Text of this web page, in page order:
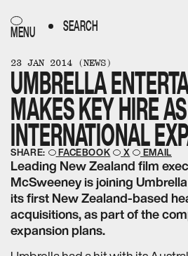
MENU SEARCH
FILMS​​​​‌ ‍ ​‍​‍‌‍ ‌ ​‍‌‍‍‌‌‍‌ ‌‍‍‌‌‍ ‍​‍​‍​ ‍‍​‍​‍‌ ​ ‌‍​‌‌‍ ‍‌‍‍‌‌ ‌​‌ ‍‌​‍ ‍‌‍‍‌‌‍ ​‍​‍​‍ ​​‍​‍‌‍‍​‌ ​‍‌‍‌‌‌‍‌‍​‍​‍​ ‍‍​‍​‍‌‍‍​‌ ‌​‌ ‌​‌ ​​‌ ​ ​ ‍‍​‍ ​‍ ‌ ‌‌‌‍ ‌‌‍​‍‌ ​‍‌‍‌‌‌‍ ​‌‍ ​‌‍​‌​‍ ‍‌ ​ ‌‍​‌‌‍ ‍‌‍‍‌‌ ‌​‌ ‍‌​‍ ‍‌ ​ ‌ ‌​‌ ‌‌‌‍‌​‌‍‍‌‌‍ ​‍ ‌‍‍‌‌‍ ‍‌ ‌​‌‍‌‌‌‍ ‍‌ ‌​​‍ ‌‍‌‌‌‍‌​‌‍‍‌‌ ‌​​‍ ‌‍ ‌‌‍ ‌‍‌​‌‍‌‌​ ‌‌ ​​‌ ​‍‌‍‌‌‌ ​ ‌‍‌‌‌‍ ‍‌ ‌​‌‍​‌‌ ‌​‌‍‍‌‌‍ ‌‍ ‍​ ‍ ‌‍‍‌‌‍‌​​ ‌‌ ​ ‌‍‍‌‌ ‌​‌‍‌‌‌‌​ ‌‍‌‌‌ ‌​‌ ‌​‌‍‍‌‌‍ ‍‌‍‌ ‌ ​ ​ ‍ ‌ ‌​‌ ‍‌‌ ​​‌‍‌‌​ ‌‌ ​ ‌‍‍‌‌ ‌​‌‍‌‌‌‌​ ‌‍‌‌‌ ‌​‌ ‌​‌‍‍‌‌‍ ‍‌‍‌ ‌ ​ ​ ‍ ‌ ​​‌‍​‌‌ ‌​‌‍‍​​ ‌‌‍ ‌‌‍‌‌‌‍ ‍‌ ‌‌‌​ ‍‌‍​‌‌ ‌‍‌‍‍‌‌‍‌ ‌‍​‌‌ ‌​‌‍‍‌‌‍ ‌‍ ‍​‍‌‌​ ‌‌‌​​‍‌‌ ‌‍‍ ‌‍‌‌‌ ‍‌​‍‌‌​ ​ ‌​‌​​‍‌‌​ ​ ‌​‌​​‍‌‌​ ​‍​ ​‍​ ‌‌​ ​​​ ​‌‌‍‌‍‌‍​‍​ ​‌‌‍​‍‌‍‌‌​‍ ‌​ ​‍‌‍‌‍​ ​ ‌‍​‍​‍ ‌​ ‌​‌‍‌‍‌‍​‍​ ‌ ​‍ ‌‌‍​‍​ ​‌​ ‌​​ ‍​​‍ ‌‌‍​‍​ ‌​​ ​​‌‍​ ​ ​​​ ​​‌‍​ ​ ​ ​ ‌‌​ ‍​​ ‌‌​ ‌‍​‍‌‌​ ​‍​ ​‍​‍‌‌​ ‌‌‌​‌​​‍ ‍‌ ‌​‌‍‍‌‌ ‌​‌‍ ​‌‍‌‌​ ‌‍​‍‌‍​‌‌ ​ ‌‍‌‌‌‌‌‌‌ ​‍‌‍ ​​ ‌‌‍‍​‌ ‌​‌ ‌​‌ ​​‌ ​ ​‍‌‌​ ​ ‌​​‌​‍‌‌​ ​‍‌​‌‍​‍‌‌​ ​‍‌​‌‍‌ ‌‌‌‍ ‌‌‍​‍‌ ​‍‌‍‌‌‌‍ ​‌‍ ​‌‍​‌​‍ ‍‌ ​ ‌‍​‌‌‍ ‍‌‍‍‌‌ ‌​‌ ‍‌​‍ ‍‌ ​ ‌ ‌​‌ ‌‌‌‍‌​‌‍‍‌‌‍ ​‍‌‍‌‍‍‌‌‍‌​​ ‌‌ ​ ‌‍‍‌‌ ‌​‌‍‌‌‌‌​ ‌‍‌‌‌ ‌​‌ ‌​‌‍‍‌‌‍ ‍‌‍‌ ‌ ​ ​‍‌‍‌ ‌​‌ ‍‌‌ ​​‌‍‌‌​ ‌‌ ​ ‌‍‍‌‌ ‌​‌‍‌‌‌‌​ ‌‍‌‌‌ ‌​‌ ‌​‌‍‍‌‌‍ ‍‌‍‌ ‌ ​ ​‍‌‍‌ ​​‌‍​‌‌ ‌​‌‍‍​​ ‌‌‍ ‌‌‍‌‌‌‍ ‍‌ ‌‌‌​ ‍‌‍​‌‌ ‌‍‌‍‍‌‌‍‌ ‌‍​‌‌ ‌​‌‍‍‌‌‍ ‌‍ ‍​‍‌‌​ ‌‌‌​​‍‌‌ ‌‍‍ ‌‍‌‌‌ ‍‌​‍‌‌​ ​ ‌​‌​​‍‌‌​ ​ ‌​‌​​‍‌‌​ ​‍​ ​‍​ ‌‌​ ​​​ ​‌‌‍‌‍‌‍​‍​ ​‌‌‍​‍‌‍‌‌​‍ ‌​ ​‍‌‍‌‍​ ​ ‌‍​‍​‍ ‌​ ‌​‌‍‌‍‌‍​‍​ ‌ ​‍ ‌‌‍​‍​ ​‌​ ‌​​ ‍​​‍ ‌‌‍​‍​ ‌​​ ​​‌‍​ ​ ​​​ ​​‌‍​ ​ ​ ​ ‌‌​ ‍​​ ‌‌​ ‌‍​‍‌‌​ ​‍​ ​‍​‍‌‌​ ‌‌‌​‌​​‍ ‍‌ ‌​‌‍‍‌‌ ‌​‌‍ ​‌‍‌‌​‍‌‍‌ ​​‌‍‌‌‌ ​‍‌ ​ ‌ ​​‌‍‌‌‌‍​ ‌ ‌​‌‍‍‌‌ ‌‍‌‍‌‌​ ‌‌ ​​‌ ‌‌‌‍​‍‌‍ ​‌‍‍‌‌ ​ ‌‍‍​‌‍‌‌‌‍‌​​‍​‍‌ ‌
DIALOGUE​​​​‌ ‍ ​‍​‍‌‍ ‌ ​‍‌‍‍‌‌‍‌ ‌‍‍‌‌‍ ‍​‍​‍​ ‍‍​‍​‍‌ ​ ‌‍​‌‌‍ ‍‌‍‍‌‌ ‌​‌ ‍‌​‍ ‍‌‍‍‌‌‍ ​‍​‍​‍ ​​‍​‍‌‍‍​‌ ​‍‌‍‌‌‌‍‌‍​‍​‍​ ‍‍​‍​‍‌‍‍​‌ ‌​‌ ‌​‌ ​​‌ ​ ​ ‍‍​‍ ​‍ ‌ ‌‌‌‍ ‌‌‍​‍‌ ​‍‌‍‌‌‌‍ ​‌‍ ​‌‍​‌​‍ ‍‌ ​ ‌‍​‌‌‍ ‍‌‍‍‌‌ ‌​‌ ‍‌​‍ ‍‌ ​ ‌ ‌​‌ ‌‌‌‍‌​‌‍‍‌‌‍ ​‍ ‌‍‍‌‌‍ ‍‌ ‌​‌‍‌‌‌‍ ‍‌ ‌​​‍ ‌‍‌‌‌‍‌​‌‍‍‌‌ ‌​​‍ ‌‍ ‌‌‍ ‌‍‌​‌‍‌‌​ ‌‌ ​​‌ ​‍‌‍‌‌‌ ​ ‌‍‌‌‌‍ ‍‌ ‌​‌‍​‌‌ ‌​‌‍‍‌‌‍ ‌‍ ‍​ ‍ ‌‍‍‌‌‍‌​​ ‌‌ ​ ‌‍‍‌‌ ‌​‌‍‌‌‌‌​ ‌‍‌‌‌ ‌​‌ ‌​‌‍‍‌‌‍ ‍‌‍‌ ‌ ​ ​ ‍ ‌ ‌​‌ ‍‌‌ ​​‌‍‌‌​ ‌‌ ​ ‌‍‍‌‌ ‌​‌‍‌‌‌‌​ ‌‍‌‌‌ ‌​‌ ‌​‌‍‍‌‌‍ ‍‌‍‌ ‌ ​ ​ ‍ ‌ ​​‌‍​‌‌ ‌​‌‍‍​​ ‌‌‍ ‌‌‍‌‌‌‍ ‍‌ ‌‌‌​ ‍‌‍​‌‌ ‌‍‌‍‍‌‌‍‌ ‌‍​‌‌ ‌​‌‍‍‌‌‍ ‌‍ ‍​‍‌‌​ ‌‌‌​​‍‌‌ ‌‍‍ ‌‍‌‌‌ ‍‌​‍‌‌​ ​ ‌​‌​​‍‌‌​ ​ ‌​‌​​‍‌‌​ ​‍​ ​‍‌‍​‍​ ​‍​ ‌ ‌‍​‌‌‍​‍​ ​‍​ ‌‍‌‍​‌​‍ ‌‌‍‌‌​ ​‌​ ​ ‌‍​ ​‍ ‌​ ‌​​ ‍​​ ‍​​ ‌‌​‍ ‌‌‍​‍​ ​‌​ ​ ​ ‌‍​‍ ‌​ ​ ​ ‌​‌‍‌​​ ‍​​ ​‌​ ​‌‌‍​‍‌‍​‍​ ‌‌‌‍‌‍​ ‌ ‌‍​‍​‍‌‌​ ​‍​ ​‍​‍‌‌​ ‌‌‌​‌​​‍ ‍‌ ‌​‌‍‍‌‌ ‌​‌‍ ​‌‍‌‌​ ‌‍​‍‌‍​‌‌ ​ ‌‍‌‌‌‌‌‌‌ ​‍‌‍ ​​ ‌‌‍‍​‌ ‌​‌ ‌​‌ ​​‌ ​ ​‍‌‌​ ​ ‌​​‌​‍‌‌​ ​‍‌​‌‍​‍‌‌​ ​‍‌​‌‍‌ ‌‌‌‍ ‌‌‍​‍‌ ​‍‌‍‌‌‌‍ ​‌‍ ​‌‍​‌​‍ ‍‌ ​ ‌‍​‌‌‍ ‍‌‍‍‌‌ ‌​‌ ‍‌​‍ ‍‌ ​ ‌ ‌​‌ ‌‌‌‍‌​‌‍‍‌‌‍ ​‍‌‍‌‍‍‌‌‍‌​​ ‌‌ ​ ‌‍‍‌‌ ‌​‌‍‌‌‌‌​ ‌‍‌‌‌ ‌​‌ ‌​‌‍‍‌‌‍ ‍‌‍‌ ‌ ​ ​‍‌‍‌ ‌​‌ ‍‌‌ ​​‌‍‌‌​ ‌‌ ​ ‌‍‍‌‌ ‌​‌‍‌‌‌‌​ ‌‍‌‌‌ ‌​‌ ‌​‌‍‍‌‌‍ ‍‌‍‌ ‌ ​ ​‍‌‍‌ ​​‌‍​‌‌ ‌​‌‍‍​​ ‌‌‍ ‌‌‍‌‌‌‍ ‍‌ ‌‌‌​ ‍‌‍​‌‌ ‌‍‌‍‍‌‌‍‌ ‌‍​‌‌ ‌​‌‍‍‌‌‍ ‌‍ ‍​‍‌‌​ ‌‌‌​​‍‌‌ ‌‍‍ ‌‍‌‌‌ ‍‌​‍‌‌​ ​ ‌​‌​​‍‌‌​ ​ ‌​‌​​‍‌‌​ ​‍​ ​‍‌‍​‍​ ​‍​ ‌ ‌‍​‌‌‍​‍​ ​‍​ ‌‍‌‍​‌​‍ ‌‌‍‌‌​ ​‌​ ​ ‌‍​ ​‍ ‌​ ‌​​ ‍​​ ‍​​ ‌‌​‍ ‌‌‍​‍​ ​‌​ ​ ​ ‌‍​‍ ‌​ ​ ​ ‌​‌‍‌​​ ‍​​ ​‌​ ​‌‌‍​‍‌‍​‍​ ‌‌‌‍‌‍​ ‌ ‌‍​‍​‍‌‌​ ​‍​ ​‍​‍‌‌​ ‌‌‌​‌​​‍ ‍‌ ‌​‌‍‍‌‌ ‌​‌‍ ​‌‍‌‌​‍‌‍‌ ​​‌‍‌‌‌ ​‍‌ ​ ‌ ​​‌‍‌‌‌‍​ ‌ ‌​‌‍‍‌‌ ‌‍‌‍‌‌​ ‌‌ ​​‌ ‌‌‌‍​‍‌‍ ​‌‍‍‌‌ ​ ‌‍‍​‌‍‌‌‌‍‌​​‍​‍‌ ‌
SHOP​​​​‌ ‍ ​‍​‍‌‍ ‌ ​‍‌‍‍‌‌‍‌ ‌‍‍‌‌‍ ‍​‍​‍​ ‍‍​‍​‍‌ ​ ‌‍​‌‌‍ ‍‌‍‍‌‌ ‌​‌ ‍‌​‍ ‍‌‍‍‌‌‍ ​‍​‍​‍ ​​‍​‍‌‍‍​‌ ​‍‌‍‌‌‌‍‌‍​‍​‍​ ‍‍​‍​‍‌‍‍​‌ ‌​‌ ‌​‌ ​​‌ ​ ​ ‍‍​‍ ​‍ ‌ ‌‌‌‍ ‌‌‍​‍‌ ​‍‌‍‌‌‌‍ ​‌‍ ​‌‍​‌​‍ ‍‌ ​ ‌‍​‌‌‍ ‍‌‍‍‌‌ ‌​‌ ‍‌​‍ ‍‌ ​ ‌ ‌​‌ ‌‌‌‍‌​‌‍‍‌‌‍ ​‍ ‌‍‍‌‌‍ ‍‌ ‌​‌‍‌‌‌‍ ‍‌ ‌​​‍ ‌‍‌‌‌‍‌​‌‍‍‌‌ ‌​​‍ ‌‍ ‌‌‍ ‌‍‌​‌‍‌‌​ ‌‌ ​​‌ ​‍‌‍‌‌‌ ​ ‌‍‌‌‌‍ ‍‌ ‌​‌‍​‌‌ ‌​‌‍‍‌‌‍ ‌‍ ‍​ ‍ ‌‍‍‌‌‍‌​​ ‌‌ ​ ‌‍‍‌‌ ‌​‌‍‌‌‌‌​ ‌‍‌‌‌ ‌​‌ ‌​‌‍‍‌‌‍ ‍‌‍‌ ‌ ​ ​ ‍ ‌ ‌​‌ ‍‌‌ ​​‌‍‌‌​ ‌‌ ​ ‌‍‍‌‌ ‌​‌‍‌‌‌‌​ ‌‍‌‌‌ ‌​‌ ‌​‌‍‍‌‌‍ ‍‌‍‌ ‌ ​ ​ ‍ ‌ ​​‌‍​‌‌ ‌​‌‍‍​​ ‌‌‍ ‌‌‍‌‌‌‍ ‍‌ ‌‌‌​ ‍‌‍​‌‌ ‌‍‌‍‍‌‌‍‌ ‌‍​‌‌ ‌​‌‍‍‌‌‍ ‌‍ ‍​‍‌‌​ ‌‌‌​​‍‌‌ ‌‍‍ ‌‍‌‌‌ ‍‌​‍‌‌​ ​ ‌​‌​​‍‌‌​ ​ ‌​‌​​‍‌‌​ ​‍​ ​‍​ ​‍​ ​‍‌‍​‍‌‍​‍‌‍​‌‌‍‌‍​ ​​​ ​​​‍ ‌‌‍​‌‌‍‌‍​ ​ ​ ‌‍​‍ ‌​ ‌​‌‍‌‍​ ​ ​ ‌​​‍ ‌​ ‍‌‌‍‌​‌‍​‍​ ‌‌​‍ ‌​ ​ ​ ​‌​ ​‌‌‍​ ​ ‍​​ ‌ ‌‍​ ​ ‍​‌‍‌​​ ‌‍​ ‌ ‌‍​ ​‍‌‌​ ​‍​ ​‍​‍‌‌​ ‌‌‌​‌​​‍ ‍‌ ‌​‌‍‍‌‌ ‌​‌‍ ​‌‍‌‌​ ‌‍​‍‌‍​‌‌ ​ ‌‍‌‌‌‌‌‌‌ ​‍‌‍ ​​ ‌‌‍‍​‌ ‌​‌ ‌​‌ ​​‌ ​ ​‍‌‌​ ​ ‌​​‌​‍‌‌​ ​‍‌​‌‍​‍‌‌​ ​‍‌​‌‍‌ ‌‌‌‍ ‌‌‍​‍‌ ​‍‌‍‌‌‌‍ ​‌‍ ​‌‍​‌​‍ ‍‌ ​ ‌‍​‌‌‍ ‍‌‍‍‌‌ ‌​‌ ‍‌​‍ ‍‌ ​ ‌ ‌​‌ ‌‌‌‍‌​‌‍‍‌‌‍ ​‍‌‍‌‍‍‌‌‍‌​​ ‌‌ ​ ‌‍‍‌‌ ‌​‌‍‌‌‌‌​ ‌‍‌‌‌ ‌​‌ ‌​‌‍‍‌‌‍ ‍‌‍‌ ‌ ​ ​‍‌‍‌ ‌​‌ ‍‌‌ ​​‌‍‌‌​ ‌‌ ​ ‌‍‍‌‌ ‌​‌‍‌‌‌‌​ ‌‍‌‌‌ ‌​‌ ‌​‌‍‍‌‌‍ ‍‌‍‌ ‌ ​ ​‍‌‍‌ ​​‌‍​‌‌ ‌​‌‍‍​​ ‌‌‍ ‌‌‍‌‌‌‍ ‍‌ ‌‌‌​ ‍‌‍​‌‌ ‌‍‌‍‍‌‌‍‌ ‌‍​‌‌ ‌​‌‍‍‌‌‍ ‌‍ ‍​‍‌‌​ ‌‌‌​​‍‌‌ ‌‍‍ ‌‍‌‌‌ ‍‌​‍‌‌​ ​ ‌​‌​​‍‌‌​ ​ ‌​‌​​‍‌‌​ ​‍​ ​‍​ ​‍​ ​‍‌‍​‍‌‍​‍‌‍​‌‌‍‌‍​ ​​​ ​​​‍ ‌‌‍​‌‌‍‌‍​ ​ ​ ‌‍​‍ ‌​ ‌​‌‍‌‍​ ​ ​ ‌​​‍ ‌​ ‍‌‌‍‌​‌‍​‍​ ‌‌​‍ ‌​ ​ ​ ​‌​ ​‌‌‍​ ​ ‍​​ ‌ ‌‍​ ​ ‍​‌‍‌​​ ‌‍​ ‌ ‌‍​ ​‍‌‌​ ​‍​ ​‍​‍‌‌​ ‌‌‌​‌​​‍ ‍‌ ‌​‌‍‍‌‌ ‌​‌‍ ​‌‍‌‌​‍‌‍‌ ​​‌‍‌‌‌ ​‍‌ ​ ‌ ​​‌‍‌‌‌‍​ ‌ ‌​‌‍‍‌‌ ‌‍‌‍‌‌​ ‌‌ ​​‌ ‌‌‌‍​‍‌‍ ​‌‍‍‌‌ ​ ‌‍‍​‌‍‌‌‌‍‌​​‍​‍‌ ‌
BOOK A SCREENING​​​​‌
ABOUT​​​​‌ ‍ ​‍​‍‌‍ ‌ ​‍‌‍‍‌‌‍‌ ‌‍‍‌‌‍ ‍​‍​‍​ ‍‍​‍​‍‌ ​ ‌‍​‌‌‍ ‍‌‍‍‌‌ ‌​‌ ‍‌​‍ ‍‌‍‍‌‌‍ ​‍​‍​‍ ​​‍​‍‌‍‍​‌ ​‍‌‍‌‌‌‍‌‍​‍​‍​ ‍‍​‍​‍‌‍‍​‌ ‌​‌ ‌​‌ ​​‌ ​ ​ ‍‍​‍ ​‍ ‌ ‌‌‌‍ ‌‌‍​‍‌ ​‍‌‍‌‌‌‍ ​‌‍ ​‌‍​‌​‍ ‍‌ ​ ‌‍​‌‌‍ ‍‌‍‍‌‌ ‌​‌ ‍‌​‍ ‍‌ ​ ‌ ‌​‌ ‌‌‌‍‌​‌‍‍‌‌‍ ​‍ ‌‍‍‌‌‍ ‍‌ ‌​‌‍‌‌‌‍ ‍‌ ‌​​‍ ‌‍‌‌‌‍‌​‌‍‍‌‌ ‌​​‍ ‌‍ ‌‌‍ ‌‍‌​‌‍‌‌​ ‌‌ ​​‌ ​‍‌‍‌‌‌ ​ ‌‍‌‌‌‍ ‍‌ ‌​‌‍​‌‌ ‌​‌‍‍‌‌‍ ‌‍ ‍​ ‍ ‌‍‍‌‌‍‌​​ ‌‌ ​ ‌‍‍‌‌ ‌​‌‍‌‌‌‌​ ‌‍‌‌‌ ‌​‌ ‌​‌‍‍‌‌‍ ‍‌‍‌ ‌ ​ ​ ‍ ‌ ‌​‌ ‍‌‌ ​​‌‍‌‌​ ‌‌ ​ ‌‍‍‌‌ ‌​‌‍‌‌‌‌​ ‌‍‌‌‌ ‌​‌ ‌​‌‍‍‌‌‍ ‍‌‍‌ ‌ ​ ​ ‍ ‌ ​​‌‍​‌‌ ‌​‌‍‍​​ ‌‌‍ ‌‌‍‌‌‌‍ ‍‌ ‌‌‌​ ‍‌‍​‌‌ ‌‍‌‍‍‌‌‍‌ ‌‍​‌‌ ‌​‌‍‍‌‌‍ ‌‍ ‍​‍‌‌​ ‌‌‌​​‍‌‌ ‌‍‍ ‌‍‌‌‌ ‍‌​‍‌‌​ ​ ‌​‌​​‍‌‌​ ​ ‌​‌​​‍‌‌​ ​‍​ ​‍​ ‌‌​ ‍​​ ​‌‌‍‌​​ ​‌​ ​‍​ ​‌​ ​‍​‍ ‌‌‍​ ‌‍​‌​ ‍‌​ ​‌​‍ ‌​ ‌​​ ‍‌​ ‌ ​ ‍​​‍ ‌​ ‍‌​ ​‌‌‍‌‍​ ​‍​‍ ‌​ ‍​​ ‌ ​ ‌​​ ​‍​ ‌​​ ‌​​ ‌‌​ ​‍​ ‍​‌‍​‌‌‍​‍‌‍‌​​‍‌‌​ ​‍​ ​‍​‍‌‌​ ‌‌‌​‌​​‍ ‍‌ ‌​‌‍‍‌‌ ‌​‌‍ ​‌‍‌‌​ ‌‍​‍‌‍​‌‌ ​ ‌‍‌‌‌‌‌‌‌ ​‍‌‍ ​​ ‌‌‍‍​‌ ‌​‌ ‌​‌ ​​‌ ​ ​‍‌‌​ ​ ‌​​‌​‍‌‌​ ​‍‌​‌‍​‍‌‌​ ​‍‌​‌‍‌ ‌‌‌‍ ‌‌‍​‍‌ ​‍‌‍‌‌‌‍ ​‌‍ ​‌‍​‌​‍ ‍‌ ​ ‌‍​‌‌‍ ‍‌‍‍‌‌ ‌​‌ ‍‌​‍ ‍‌ ​ ‌ ‌​‌ ‌‌‌‍‌​‌‍‍‌‌‍ ​‍‌‍‌‍‍‌‌‍‌​​ ‌‌ ​ ‌‍‍‌‌ ‌​‌‍‌‌‌‌​ ‌‍‌‌‌ ‌​‌ ‌​‌‍‍‌‌‍ ‍‌‍‌ ‌ ​ ​‍‌‍‌ ‌​‌ ‍‌‌ ​​‌‍‌‌​ ‌‌ ​ ‌‍‍‌‌ ‌​‌‍‌‌‌‌​ ‌‍‌‌‌ ‌​‌ ‌​‌‍‍‌‌‍ ‍‌‍‌ ‌ ​ ​‍‌‍‌ ​​‌‍​‌‌ ‌​‌‍‍​​ ‌‌‍ ‌‌‍‌‌‌‍ ‍‌ ‌‌‌​ ‍‌‍​‌‌ ‌‍‌‍‍‌‌‍‌ ‌‍​‌‌ ‌​‌‍‍‌‌‍ ‌‍ ‍​‍‌‌​ ‌‌‌​​‍‌‌ ‌‍‍ ‌‍‌‌‌ ‍‌​‍‌‌​ ​ ‌​‌​​‍‌‌​ ​ ‌​‌​​‍‌‌​ ​‍​ ​‍​ ‌‌​ ‍​​ ​‌‌‍‌​​ ​‌​ ​‍​ ​‌​ ​‍​‍ ‌‌‍​ ‌‍​‌​ ‍‌​ ​‌​‍ ‌​ ‌​​ ‍‌​ ‌ ​ ‍​​‍ ‌​ ‍‌​ ​‌‌‍‌‍​ ​‍​‍ ‌​ ‍​​ ‌ ​ ‌​​ ​‍​ ‌​​ ‌​​ ‌‌​ ​‍​ ‍​‌‍​‌‌‍​‍‌‍‌​​‍‌‌​ ​‍​ ​‍​‍‌‌​ ‌‌‌​‌​​‍ ‍‌ ‌​‌‍‍‌‌ ‌​‌‍ ​‌‍‌‌​‍‌‍‌ ​​‌‍‌‌‌ ​‍‌ ​ ‌ ​​‌‍‌‌‌‍​ ‌ ‌​‌‍‍‌‌ ‌‍‌‍‌‌​ ‌‌ ​​‌ ‌‌‌‍​‍‌‍ ​‌‍‍‌‌ ​ ‌‍‍​‌‍‌‌‌‍‌​​‍​‍‌ ‌
CONTACT​​​​‌ ‍ ​‍​‍‌‍ ‌ ​‍‌‍‍‌‌‍‌ ‌‍‍‌‌‍ ‍​‍​‍​ ‍‍​‍​‍‌ ​ ‌‍​‌‌‍ ‍‌‍‍‌‌ ‌​‌ ‍‌​‍ ‍‌‍‍‌‌‍ ​‍​‍​‍ ​​‍​‍‌‍‍​‌ ​‍‌‍‌‌‌‍‌‍​‍​‍​ ‍‍​‍​‍‌‍‍​‌ ‌​‌ ‌​‌ ​​‌ ​ ​ ‍‍​‍ ​‍ ‌ ‌‌‌‍ ‌‌‍​‍‌ ​‍‌‍‌‌‌‍ ​‌‍ ​‌‍​‌​‍ ‍‌ ​ ‌‍​‌‌‍ ‍‌‍‍‌‌ ‌​‌ ‍‌​‍ ‍‌ ​ ‌ ‌​‌ ‌‌‌‍‌​‌‍‍‌‌‍ ​‍ ‌‍‍‌‌‍ ‍‌ ‌​‌‍‌‌‌‍ ‍‌ ‌​​‍ ‌‍‌‌‌‍‌​‌‍‍‌‌ ‌​​‍ ‌‍ ‌‌‍ ‌‍‌​‌‍‌‌​ ‌‌ ​​‌ ​‍‌‍‌‌‌ ​ ‌‍‌‌‌‍ ‍‌ ‌​‌‍​‌‌ ‌​‌‍‍‌‌‍ ‌‍ ‍​ ‍ ‌‍‍‌‌‍‌​​ ‌‌ ​ ‌‍‍‌‌ ‌​‌‍‌‌‌‌​ ‌‍‌‌‌ ‌​‌ ‌​‌‍‍‌‌‍ ‍‌‍‌ ‌ ​ ​ ‍ ‌ ‌​‌ ‍‌‌ ​​‌‍‌‌​ ‌‌ ​ ‌‍‍‌‌ ‌​‌‍‌‌‌‌​ ‌‍‌‌‌ ‌​‌ ‌​‌‍‍‌‌‍ ‍‌‍‌ ‌ ​ ​ ‍ ‌ ​​‌‍​‌‌ ‌​‌‍‍​​ ‌‌‍ ‌‌‍‌‌‌‍ ‍‌ ‌‌‌​ ‍‌‍​‌‌ ‌‍‌‍‍‌‌‍‌ ‌‍​‌‌ ‌​‌‍‍‌‌‍ ‌‍ ‍​‍‌‌​ ‌‌‌​​‍‌‌ ‌‍‍ ‌‍‌‌‌ ‍‌​‍‌‌​ ​ ‌​‌​​‍‌‌​ ​ ‌​‌​​‍‌‌​ ​‍​ ​‍‌‍‌‍​ ​‍​ ‌​​ ​‍‌‍‌‍‌‍​‍​ ​‌​ ​‍​‍ ‌‌‍​‌‌‍‌‍‌‍‌‌​ ‌ ​‍ ‌​ ‌​‌‍​‍​ ‌ ​ ​‌​‍ ‌‌‍​‌​ ​‌‌‍​‍​ ​‌​‍ ‌​ ​ ​ ​ ​ ‍‌​ ​‌​ ‍‌​ ‌​​ ‍‌​ ‍​​ ‌‍‌‍‌‌​ ​​‌‍‌​​‍‌‌​ ​‍​ ​‍​‍‌‌​ ‌‌‌​‌​​‍ ‍‌ ‌​‌‍‍‌‌ ‌​‌‍ ​‌‍‌‌​ ‌‍​‍‌‍​‌‌ ​ ‌‍‌‌‌‌‌‌‌ ​‍‌‍ ​​ ‌‌‍‍​‌ ‌​‌ ‌​‌ ​​‌ ​ ​‍‌‌​ ​ ‌​​‌​‍‌‌​ ​‍‌​‌‍​‍‌‌​ ​‍‌​‌‍‌ ‌‌‌‍ ‌‌‍​‍‌ ​‍‌‍‌‌‌‍ ​‌‍ ​‌‍​‌​‍ ‍‌ ​ ‌‍​‌‌‍ ‍‌‍‍‌‌ ‌​‌ ‍‌​‍ ‍‌ ​ ‌ ‌​‌ ‌‌‌‍‌​‌‍‍‌‌‍ ​‍‌‍‌‍‍‌‌‍‌​​ ‌‌ ​ ‌‍‍‌‌ ‌​‌‍‌‌‌‌​ ‌‍‌‌‌ ‌​‌ ‌​‌‍‍‌‌‍ ‍‌‍‌ ‌ ​ ​‍‌‍‌ ‌​‌ ‍‌‌ ​​‌‍‌‌​ ‌‌ ​ ‌‍‍‌‌ ‌​‌‍‌‌‌‌​ ‌‍‌‌‌ ‌​‌ ‌​‌‍‍‌‌‍ ‍‌‍‌ ‌ ​ ​‍‌‍‌ ​​‌‍​‌‌ ‌​‌‍‍​​ ‌‌‍ ‌‌‍‌‌‌‍ ‍‌ ‌‌‌​ ‍‌‍​‌‌ ‌‍‌‍‍‌‌‍‌ ‌‍​‌‌ ‌​‌‍‍‌‌‍ ‌‍ ‍​‍‌‌​ ‌‌‌​​‍‌‌ ‌‍‍ ‌‍‌‌‌ ‍‌​‍‌‌​ ​ ‌​‌​​‍‌‌​ ​ ‌​‌​​‍‌‌​ ​‍​ ​‍‌‍‌‍​ ​‍​ ‌​​ ​‍‌‍‌‍‌‍​‍​ ​‌​ ​‍​‍ ‌‌‍​‌‌‍‌‍‌‍‌‌​ ‌ ​‍ ‌​ ‌​‌‍​‍​ ‌ ​ ​‌​‍ ‌‌‍​‌​ ​‌‌‍​‍​ ​‌​‍ ‌​ ​ ​ ​ ​ ‍‌​ ​‌​ ‍‌​ ‌​​ ‍‌​ ‍​​ ‌‍‌‍‌‌​ ​​‌‍‌​​‍‌‌​ ​‍​ ​‍​‍‌‌​ ‌‌‌​‌​​‍ ‍‌ ‌​‌‍‍‌‌ ‌​‌‍ ​‌‍‌‌​‍‌‍‌ ​​‌‍‌‌‌ ​‍‌ ​ ‌ ​​‌‍‌‌‌‍​ ‌ ‌​‌‍‍‌‌ ‌‍‌‍‌‌​ ‌‌ ​​‌ ‌‌‌‍​‍‌‍ ​‌‍‍‌‌ ​ ‌‍‍​‌‍‌‌‌‍‌​​‍​‍‌ ‌
23 JAN 2014 (NEWS)
UMBRELLA
MAKES KEY HIRE
INTERNATIONAL
SHARE: FACEBOOK X EMAIL
Leading New Zealand film
McSweeney is joining
its first New Zealand-based
acquisitions, as part of the
expansion plans.